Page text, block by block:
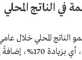
في الناتج المحلي